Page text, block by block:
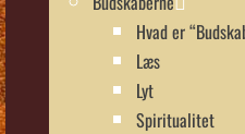
Hvad er
Læs
Lyt
Spiritualitet